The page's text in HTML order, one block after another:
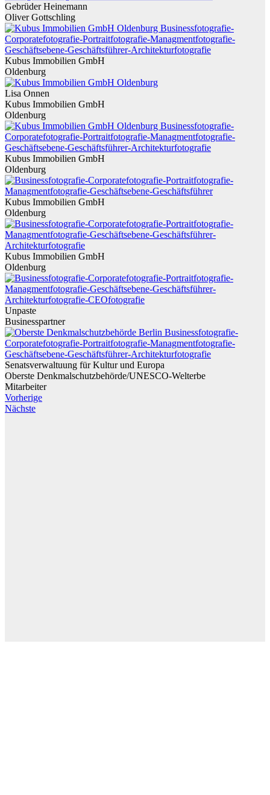
Gebrüder Heinemann
Oliver Gottschling
Kubus Immobilien GmbH
Oldenburg
Lisa Onnen
Kubus Immobilien GmbH
Oldenburg
Kubus Immobilien GmbH
Oldenburg
Kubus Immobilien GmbH
Oldenburg
Kubus Immobilien GmbH
Oldenburg
Unpaste
Businesspartner
Senatsverwaltuung für Kultur und Europa
Oberste Denkmalschutzbehörde/UNESCO-Welterbe
Mitarbeiter
Vorherige
Nächste